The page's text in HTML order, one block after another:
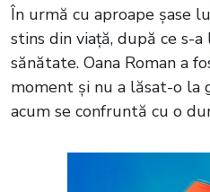
În urmă cu aproape șase
stins din viață, după ce s-
sănătate. Oana Roman a
moment și nu a lăsat-o la
acum se confruntă cu o